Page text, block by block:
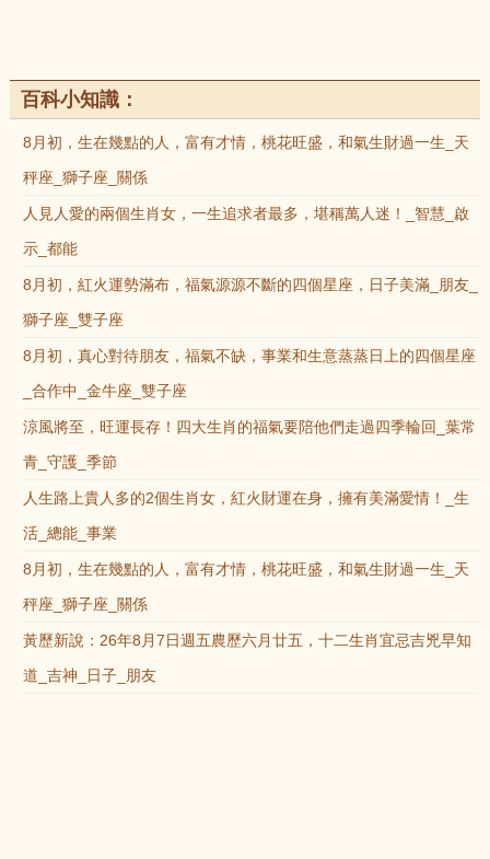
百科小知識：
8月初，生在幾點的人，富有才情，桃花旺盛，和氣生財過一生_天
秤座_獅子座_關係
人見人愛的兩個生肖女，一生追求者最多，堪稱萬人迷！_智慧_啟
示_都能
8月初，紅火運勢滿布，福氣源源不斷的四個星座，日子美滿_朋友_
獅子座_雙子座
8月初，真心對待朋友，福氣不缺，事業和生意蒸蒸日上的四個星座
_合作中_金牛座_雙子座
涼風將至，旺運長存！四大生肖的福氣要陪他們走過四季輪回_葉常
青_守護_季節
人生路上貴人多的2個生肖女，紅火財運在身，擁有美滿愛情！_生
活_總能_事業
8月初，生在幾點的人，富有才情，桃花旺盛，和氣生財過一生_天
秤座_獅子座_關係
黃歷新說：26年8月7日週五農歷六月廿五，十二生肖宜忌吉兇早知
道_吉神_日子_朋友